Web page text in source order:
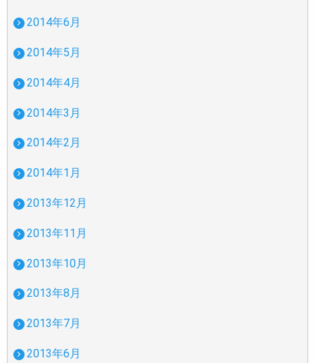
2014年6月
2014年5月
2014年4月
2014年3月
2014年2月
2014年1月
2013年12月
2013年11月
2013年10月
2013年8月
2013年7月
2013年6月